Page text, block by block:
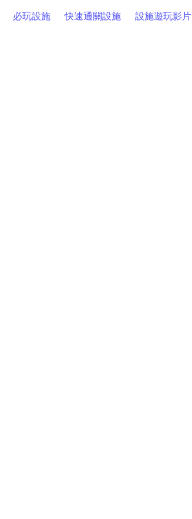
必玩設施 快速通關設施 設施遊玩影片